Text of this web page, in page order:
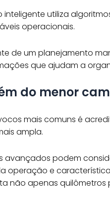
inteligente utiliza
operacionais.
de um planejamento
que ajudam a
do menor
mais comuns é
ampla.
avançados podem
operação e
não apenas